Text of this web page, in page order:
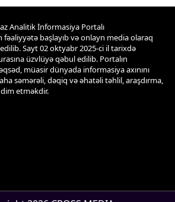
Analitik İnformasiya Portalı
fəaliyyətə başlayıb və onlayn media olaraq
Sayt 02 oktyabr 2025-ci il tarixdə
üzvlüyə qəbul edilib. Portalın
müasir dünyada informasiya axınını
səmərəli, dəqiq və əhatəli təhlil, araşdırma,
etməkdir.